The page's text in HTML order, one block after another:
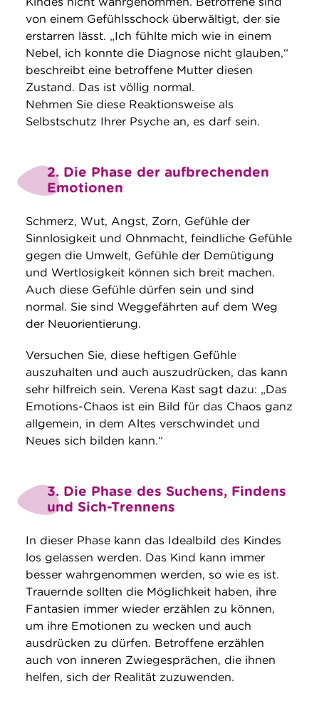
von einem Gefühlsschock überwältigt, der sie
erstarren lässt. „Ich fühlte mich wie in einem
Nebel, ich konnte die Diagnose nicht glauben,“
beschreibt eine betroffene Mutter diesen
Zustand. Das ist völlig normal.
Nehmen Sie diese Reaktionsweise als
Selbstschutz Ihrer Psyche an, es darf sein.
2. Die Phase der aufbrechenden
Emotionen
Schmerz, Wut, Angst, Zorn, Gefühle der
Sinnlosigkeit und Ohnmacht, feindliche Gefühle
gegen die Umwelt, Gefühle der Demütigung
und Wertlosigkeit können sich breit machen.
Auch diese Gefühle dürfen sein und sind
normal. Sie sind Weggefährten auf dem Weg
der Neuorientierung.
Versuchen Sie, diese heftigen Gefühle
auszuhalten und auch auszudrücken, das kann
sehr hilfreich sein. Verena Kast sagt dazu: „Das
Emotions-Chaos ist ein Bild für das Chaos ganz
allgemein, in dem Altes verschwindet und
Neues sich bilden kann.“
3. Die Phase des Suchens, Findens
und Sich-Trennens
In dieser Phase kann das Idealbild des Kindes
los gelassen werden. Das Kind kann immer
besser wahrgenommen werden, so wie es ist.
Trauernde sollten die Möglichkeit haben, ihre
Fantasien immer wieder erzählen zu können,
um ihre Emotionen zu wecken und auch
ausdrücken zu dürfen. Betroffene erzählen
auch von inneren Zwiegesprächen, die ihnen
helfen, sich der Realität zuzuwenden.